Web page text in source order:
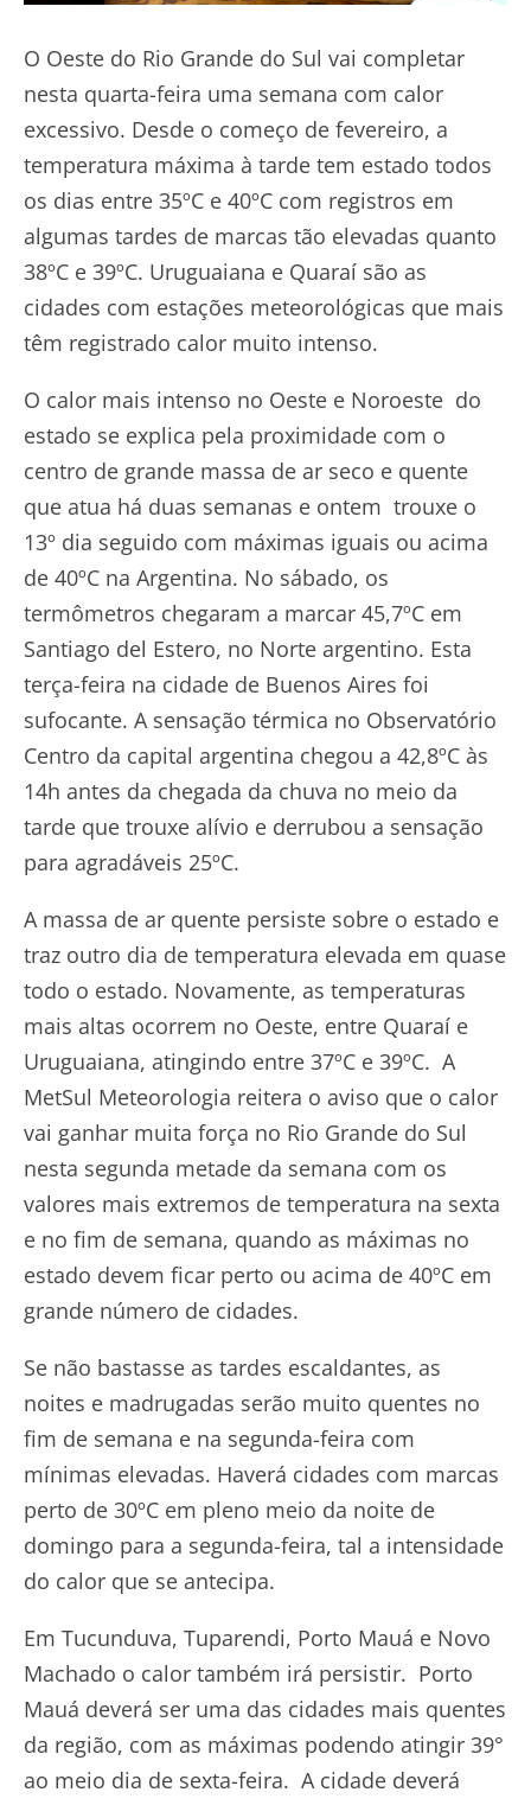
O Oeste do Rio Grande do Sul vai completar
nesta quarta-feira uma semana com calor
excessivo. Desde o começo de fevereiro, a
temperatura máxima à tarde tem estado todos
os dias entre 35ºC e 40ºC com registros em
algumas tardes de marcas tão elevadas quanto
38ºC e 39ºC. Uruguaiana e Quaraí são as
cidades com estações meteorológicas que mais
têm registrado calor muito intenso.
O calor mais intenso no Oeste e Noroeste do
estado se explica pela proximidade com o
centro de grande massa de ar seco e quente
que atua há duas semanas e ontem trouxe o
13º dia seguido com máximas iguais ou acima
de 40ºC na Argentina. No sábado, os
termômetros chegaram a marcar 45,7ºC em
Santiago del Estero, no Norte argentino. Esta
terça-feira na cidade de Buenos Aires foi
sufocante. A sensação térmica no Observatório
Centro da capital argentina chegou a 42,8ºC às
14h antes da chegada da chuva no meio da
tarde que trouxe alívio e derrubou a sensação
para agradáveis 25ºC.
A massa de ar quente persiste sobre o estado e
traz outro dia de temperatura elevada em quase
todo o estado. Novamente, as temperaturas
mais altas ocorrem no Oeste, entre Quaraí e
Uruguaiana, atingindo entre 37ºC e 39ºC. A
MetSul Meteorologia reitera o aviso que o calor
vai ganhar muita força no Rio Grande do Sul
nesta segunda metade da semana com os
valores mais extremos de temperatura na sexta
e no fim de semana, quando as máximas no
estado devem ficar perto ou acima de 40ºC em
grande número de cidades.
Se não bastasse as tardes escaldantes, as
noites e madrugadas serão muito quentes no
fim de semana e na segunda-feira com
mínimas elevadas. Haverá cidades com marcas
perto de 30ºC em pleno meio da noite de
domingo para a segunda-feira, tal a intensidade
do calor que se antecipa.
Em Tucunduva, Tuparendi, Porto Mauá e Novo
Machado o calor também irá persistir. Porto
Mauá deverá ser uma das cidades mais quentes
da região, com as máximas podendo atingir 39°
ao meio dia de sexta-feira. A cidade deverá